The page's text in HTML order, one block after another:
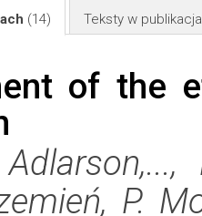
(14) Teksty w
of the
P.